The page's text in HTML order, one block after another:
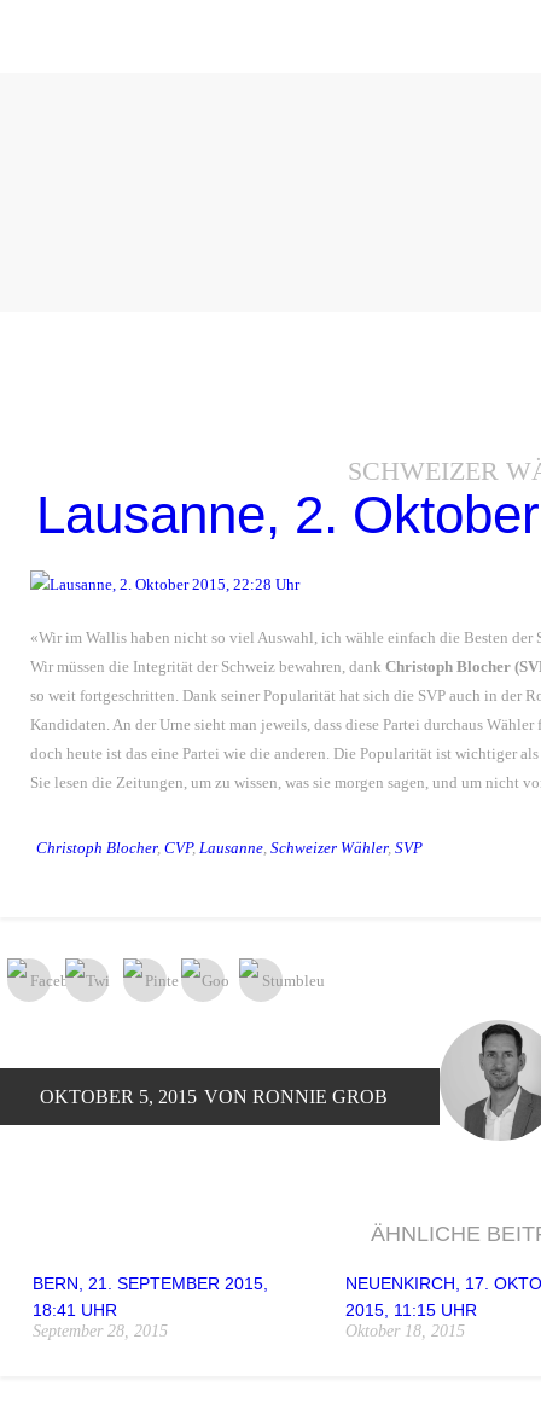
SCHWEIZER
Lausanne, 2.
«Wir im Wallis haben nicht so viel Auswahl, ich wähle einfach die Besten
Wir müssen die Integrität der Schweiz bewahren, dank Christoph Blocher
so weit fortgeschritten. Dank seiner Popularität hat sich die SVP auch in der
Kandidaten. An der Urne sieht man jeweils, dass diese Partei durchaus
doch heute ist das eine Partei wie die anderen. Die Popularität ist wichtiger
Sie lesen die Zeitungen, um zu wissen, was sie morgen sagen, und um nicht
Christoph Blocher, CVP, Lausanne, Schweizer Wähler, SVP
OKTOBER 5, 2015 VON RONNIE GROB
ÄHNLICHE
BERN, 21. SEPTEMBER 2015,
18:41 UHR
September 28, 2015
NEUENKIRCH, 17.
2015, 11:15 UHR
Oktober 18, 2015